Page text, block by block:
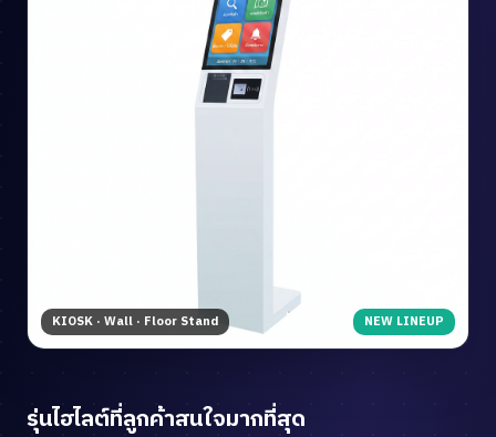
KIOSK · Wall · Floor Stand NEW LINEUP
รุ่นไฮไลต์ที่ลูกค้าสนใจมากที่สุด